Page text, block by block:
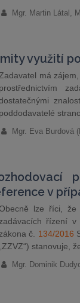
Mgr. Martin Látal,
využití
Zadavatel má
prostřednictvím
poddodavatelé
Mgr. Eva Burdová
v
lze říci, že
zadávacích řízení
zákona č. 134/2016
„ZZVZ“) stanovuje,
Mgr. Dominik